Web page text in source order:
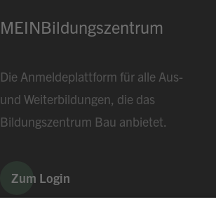
MEINBildungszentrum
Die Anmeldeplattform für alle Aus-
und Weiterbildungen, die das
Bildungszentrum Bau anbietet.
Zum Login